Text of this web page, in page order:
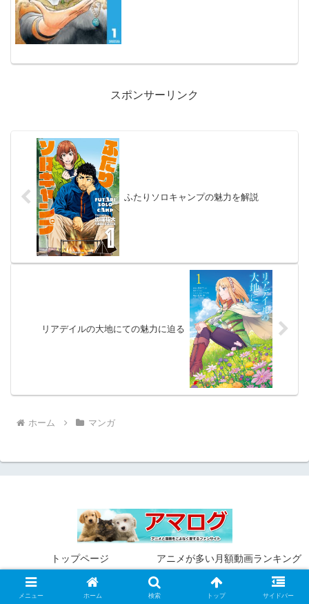
スポンサーリンク
ふたりソロキャンプの魅力を解説
リアデイルの大地にての魅力に迫る
ホーム マンガ
トップページ
アニメが多い月額動画ランキング
お問い合わせフォーム
サイトマップ
プライバシーポリシー
メニュー ホーム 検索 トップ サイドバー